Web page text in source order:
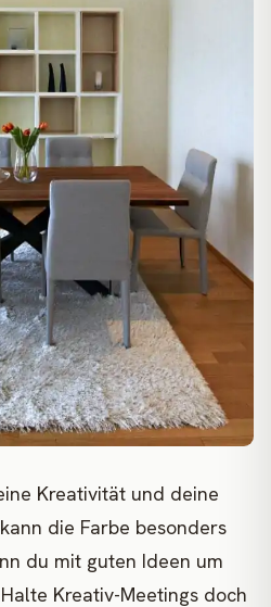
Kreativität und deine
die Farbe besonders
du mit guten Ideen um
Kreativ-Meetings doch